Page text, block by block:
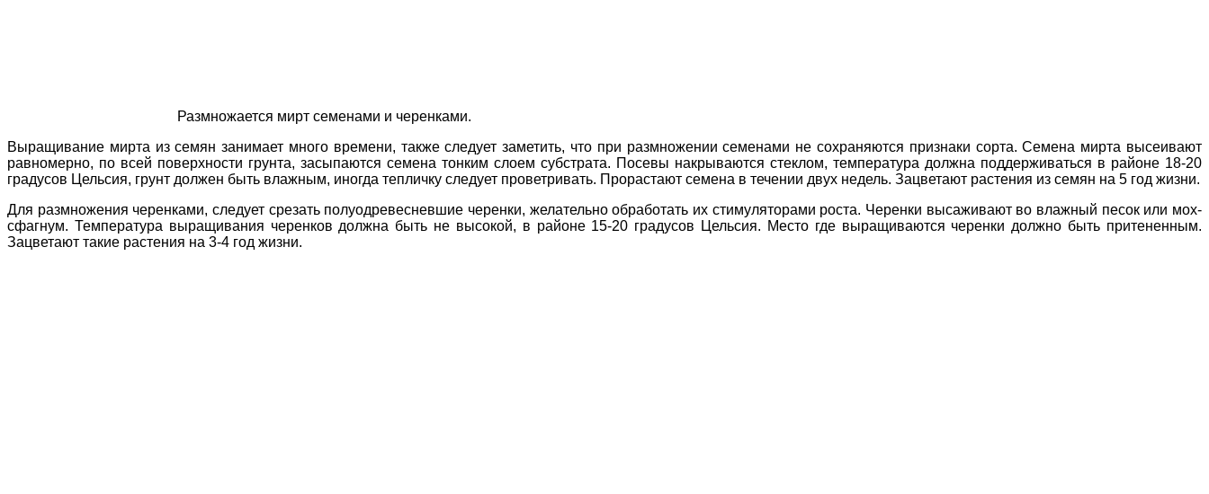
Размножается мирт семенами и черенками.
Выращивание мирта из семян занимает много времени, также следует заметить, что при размножении семенами не сохраняются признаки сорта. Семена мирта высеивают
равномерно, по всей поверхности грунта, засыпаются семена тонким слоем субстрата. Посевы накрываются стеклом, температура должна поддерживаться в районе 18-20
градусов Цельсия, грунт должен быть влажным, иногда тепличку следует проветривать. Прорастают семена в течении двух недель. Зацветают растения из семян на 5 год жизни.
Для размножения черенками, следует срезать полуодревесневшие черенки, желательно обработать их стимуляторами роста. Черенки высаживают во влажный песок или мох-
сфагнум. Температура выращивания черенков должна быть не высокой, в районе 15-20 градусов Цельсия. Место где выращиваются черенки должно быть притененным.
Зацветают такие растения на 3-4 год жизни.